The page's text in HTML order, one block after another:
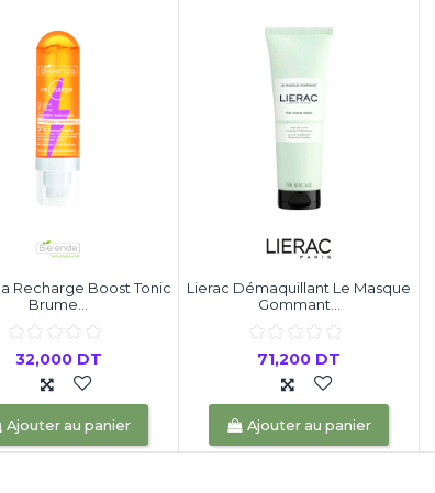
Recharge Boost Tonic
Brume...
32,000 DT
Ajouter au panier
Lierac Démaquillant Le Masque
Gommant...
71,200 DT
Ajouter au panier